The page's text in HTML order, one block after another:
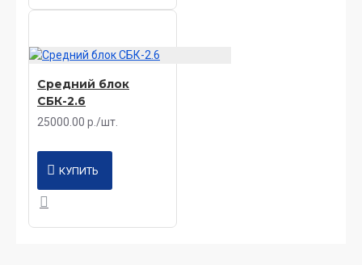
Средний блок
СБК-2.6
25000.00 р./шт.
КУПИТЬ